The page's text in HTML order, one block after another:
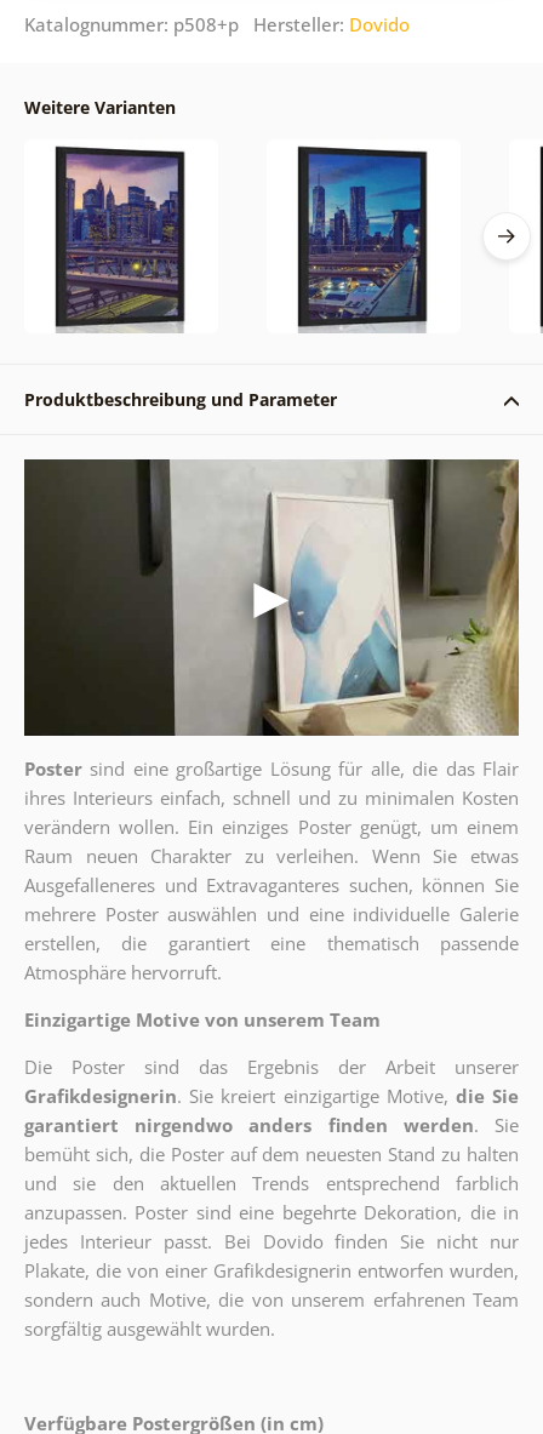
Katalognummer: p508+p Hersteller: Dovido
Weitere Varianten
Produktbeschreibung und Parameter
Poster sind eine großartige Lösung für alle, die das Flair
ihres Interieurs einfach, schnell und zu minimalen Kosten
verändern wollen. Ein einziges Poster genügt, um einem
Raum neuen Charakter zu verleihen. Wenn Sie etwas
Ausgefalleneres und Extravaganteres suchen, können Sie
mehrere Poster auswählen und eine individuelle Galerie
erstellen, die garantiert eine thematisch passende
Atmosphäre hervorruft.
Einzigartige Motive von unserem Team
Die Poster sind das Ergebnis der Arbeit unserer
Grafikdesignerin. Sie kreiert einzigartige Motive, die Sie
garantiert nirgendwo anders finden werden. Sie
bemüht sich, die Poster auf dem neuesten Stand zu halten
und sie den aktuellen Trends entsprechend farblich
anzupassen. Poster sind eine begehrte Dekoration, die in
jedes Interieur passt. Bei Dovido finden Sie nicht nur
Plakate, die von einer Grafikdesignerin entworfen wurden,
sondern auch Motive, die von unserem erfahrenen Team
sorgfältig ausgewählt wurden.
Verfügbare Postergrößen (in cm)